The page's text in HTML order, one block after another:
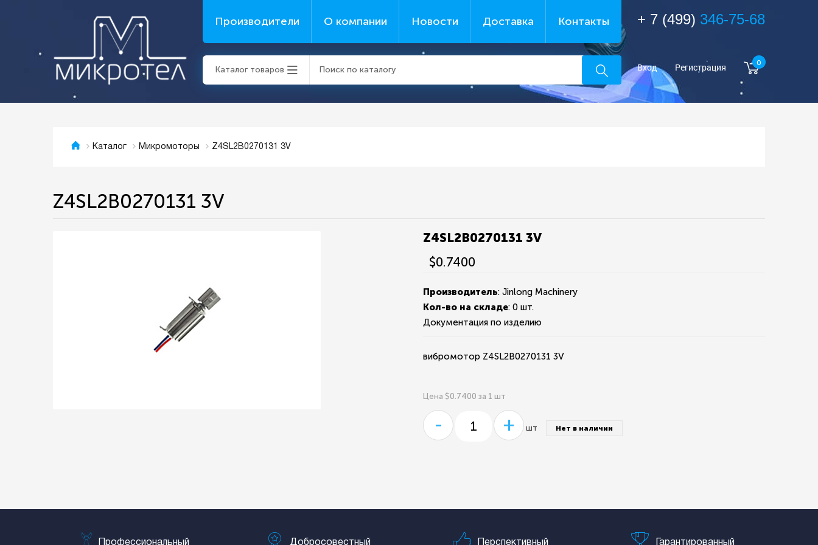
Производители О компании Новости Доставка Контакты
Каталог товаров
+ 7 (499) 346-75-68
Вход Регистрация 0
Каталог Микромоторы Z4SL2B0270131 3V
Z4SL2B0270131 3V
Z4SL2B0270131 3V
$0.7400
Производитель: Jinlong Machinery
Кол-во на складе:0 шт.
Документация по изделию
вибромотор Z4SL2B0270131 3V
Цена $0.7400 за 1 шт
- + шт Нет в наличии
Профессиональный Добросовестный Перспективный Гарантированный